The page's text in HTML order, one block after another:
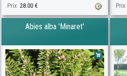
Prix 28.00 €
Prix
Abies alba 'Minaret'